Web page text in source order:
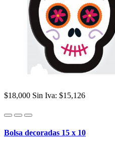
$18,000 Sin Iva: $15,126
Bolsa decoradas 15 x 10